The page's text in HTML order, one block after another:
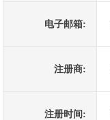
电子邮箱:
注册商:
注册时间: